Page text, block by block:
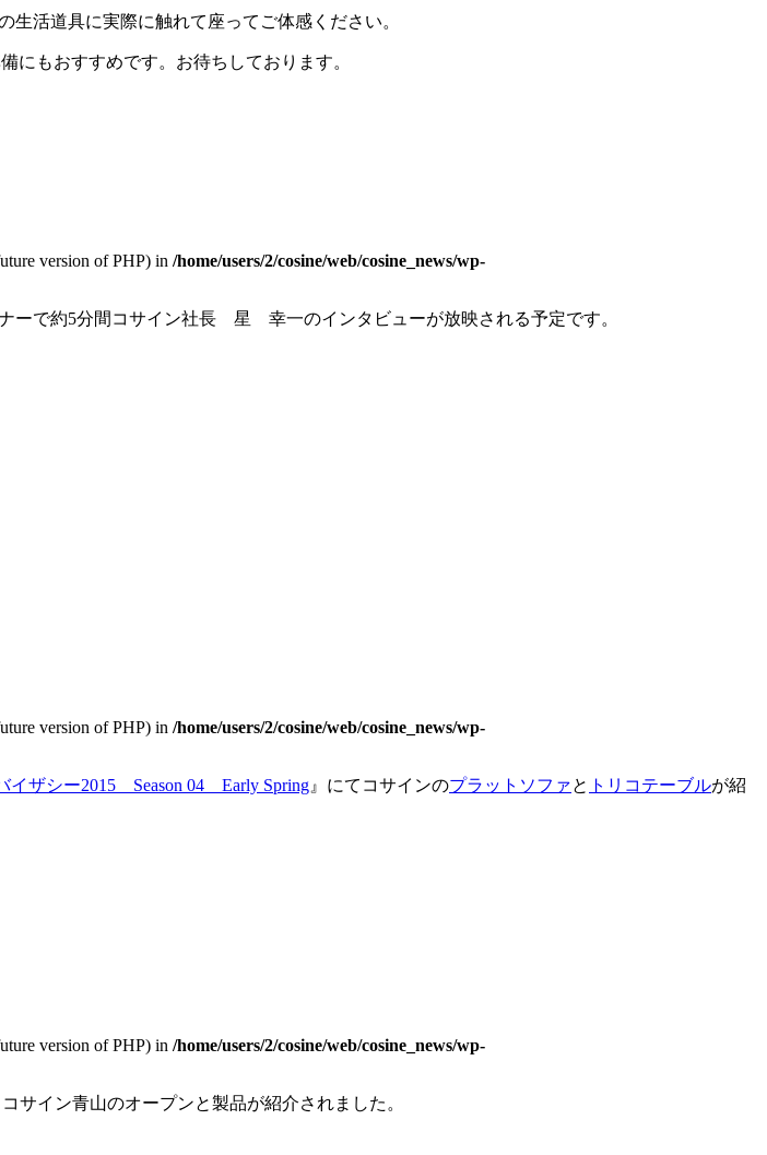
活道具に実際に触れて座ってご体感ください。
にもおすすめです。お待ちしております。
version of PHP) in /home/users/2/cosine/web/cosine_news/wp-
ーで約5分間コサイン社長 星 幸一のインタビューが放映される予定です。
version of PHP) in /home/users/2/cosine/web/cosine_news/wp-
イザシー2015 Season 04 Early Spring』にてコサインのプラットソファと トリコテーブルが紹
version of PHP) in /home/users/2/cosine/web/cosine_news/wp-
コサイン青山のオープンと製品が紹介されました。